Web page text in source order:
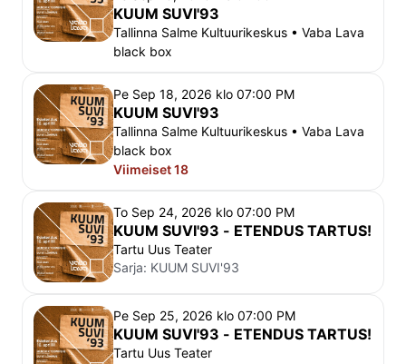
KUUM SUVI'93
Tallinna Salme Kultuurikeskus • Vaba Lava
black box
Pe Sep 18, 2026 klo 07:00 PM
KUUM SUVI'93
Tallinna Salme Kultuurikeskus • Vaba Lava
black box
Viimeiset 18
To Sep 24, 2026 klo 07:00 PM
KUUM SUVI'93 - ETENDUS TARTUS!
Tartu Uus Teater
Sarja: KUUM SUVI'93
Pe Sep 25, 2026 klo 07:00 PM
KUUM SUVI'93 - ETENDUS TARTUS!
Tartu Uus Teater